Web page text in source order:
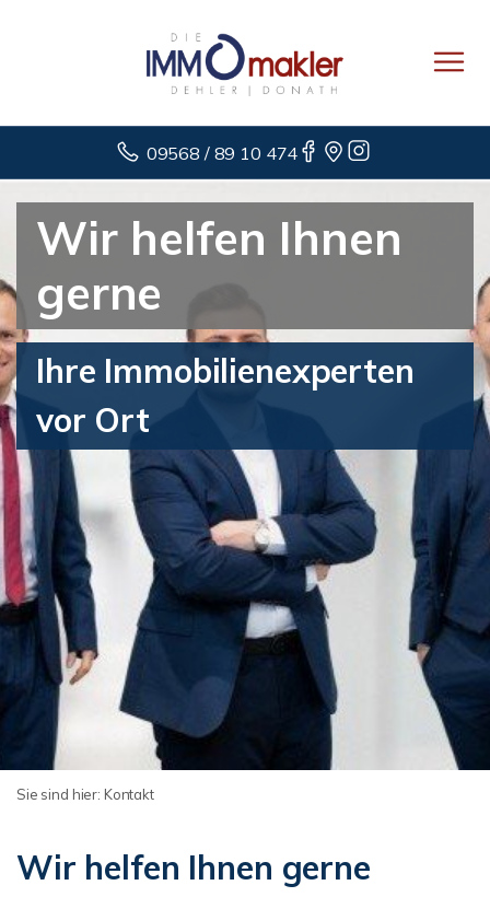
09568 / 89 10 474
Wir helfen Ihnen
gerne
Ihre Immobilienexperten
vor Ort
Sie sind hier: Kontakt
Wir helfen Ihnen gerne